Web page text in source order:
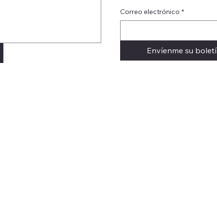
Correo electrónico *
Envíenme su